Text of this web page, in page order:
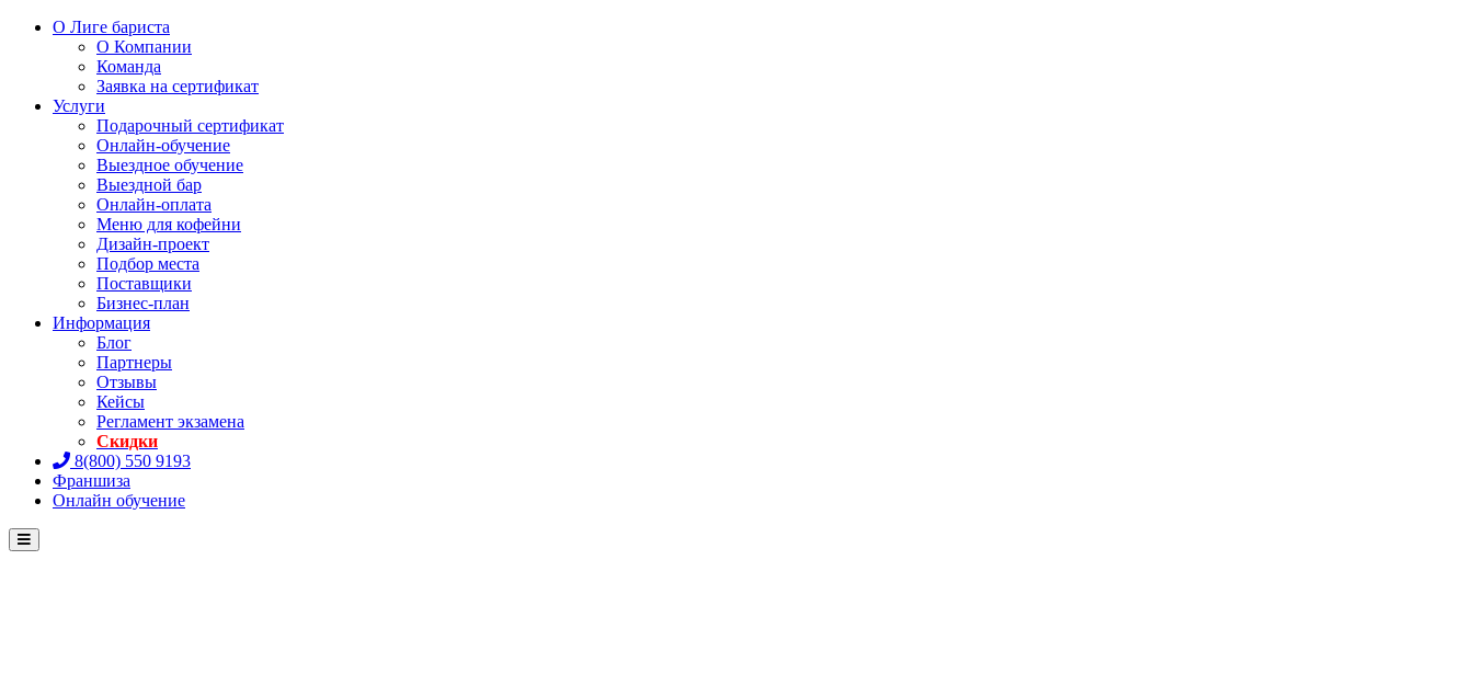
О Лиге бариста
О Компании
Команда
Заявка на сертификат
Услуги
Подарочный сертификат
Онлайн-обучение
Выездное обучение
Выездной бар
Онлайн-оплата
Меню для кофейни
Дизайн-проект
Подбор места
Поставщики
Бизнес-план
Информация
Блог
Партнеры
Отзывы
Кейсы
Регламент экзамена
Скидки
8(800) 550 9193
Франшиза
Онлайн обучение
Menu